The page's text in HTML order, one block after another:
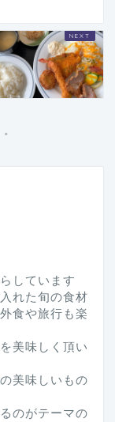
しています
れた旬の食材
食や旅行も楽
美味しく頂い
美味しいもの
のがテーマの